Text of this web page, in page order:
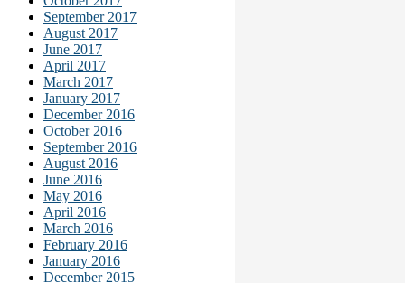
September 2017
August 2017
June 2017
April 2017
March 2017
January 2017
December 2016
October 2016
September 2016
August 2016
June 2016
May 2016
April 2016
March 2016
February 2016
January 2016
December 2015